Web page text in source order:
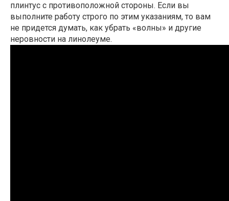
плинтус с противоположной стороны. Если вы
выполните работу строго по этим указаниям, то вам
не придется думать, как убрать «волны» и другие
неровности на линолеуме.